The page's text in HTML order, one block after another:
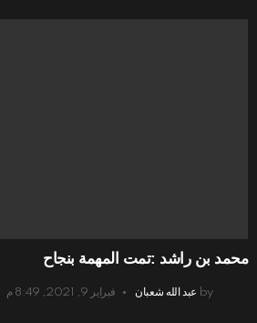
محمد بن راشد :تمت المهمة بنجاح
by عبد الله شعبان فبراير 9, 2021, 8:49 م